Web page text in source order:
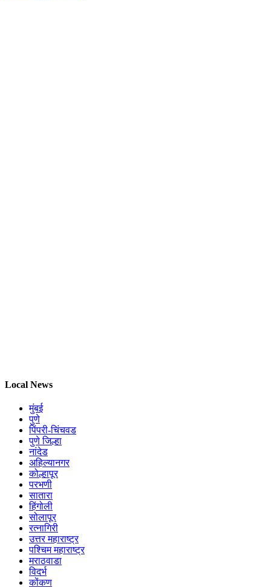
Local News
मुंबई
पुणे
पिंपरी-चिंचवड
पुणे जिल्हा
नांदेड
अहिल्यानगर
कोल्हापूर
परभणी
सातारा
हिंगोली
सोलापूर
रत्नागिरी
उत्तर महाराष्ट्र
पश्चिम महाराष्ट्र
मराठवाडा
विदर्भ
कोंकण